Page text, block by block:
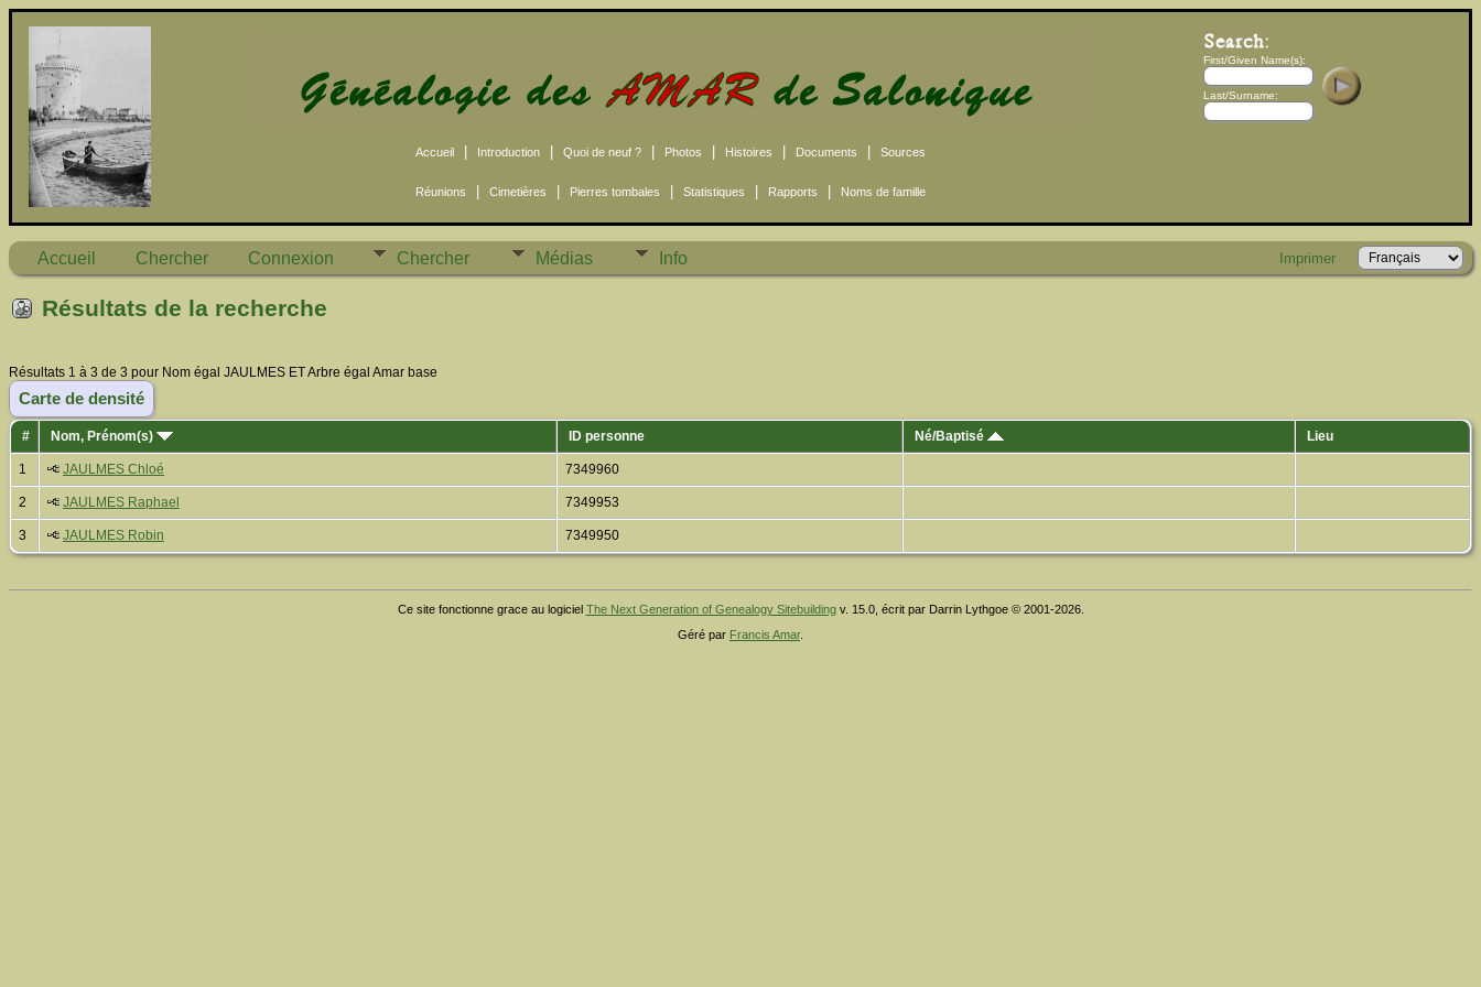
Accueil Introduction Quoi de neuf ? Photos Histoires Documents Sources
Réunions Cimetières Pierres tombales Statistiques Rapports Noms de famille
First/Given Name(s):
Last/Surname:
Accueil Chercher Connexion Chercher Médias Info Imprimer
Résultats de la recherche
Résultats 1 à 3 de 3 pour Nom égal JAULMES ET Arbre égal Amar base
Carte de densité
# Nom, Prénom(s) ID personne Né/Baptisé Lieu
1 JAULMES Chloé 7349960
2 JAULMES Raphael 7349953
3 JAULMES Robin 7349950
Ce site fonctionne grace au logiciel The Next Generation of Genealogy Sitebuildingv. 15.0, écrit par Darrin Lythgoe © 2001-2026.
Géré par Francis Amar.